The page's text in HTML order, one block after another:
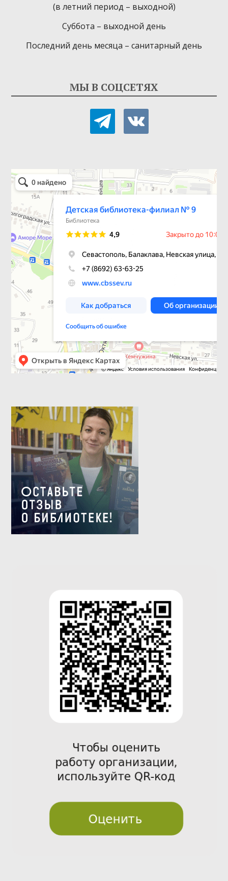
(в летний период – выходной)
Суббота – выходной день
Последний день месяца – санитарный день
МЫ В СОЦСЕТЯХ
telegramvkontakte
Детская библиотека-филиал № 9
Библиотека в Севастополе